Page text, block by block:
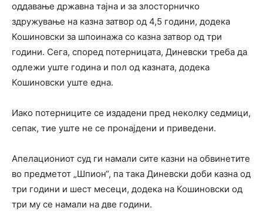
оддавање државна тајна и за злосторничко
здружување на казна затвор од 4,5 години, додека
Кошиновски за шпоинажа со казна затвор од три
години. Сега, според потерницата, Диневски треба да
одлежи уште година и пол од казната, додека
Кошиновски уште една.
Иако потерниците се издадени пред неколку седмици,
сепак, тие уште не се пронајдени и приведени.
Апелациониот суд ги намали сите казни на обвинетите
во предметот „Шпион“, па така Диневски доби казна од
три години и шест месеци, додека на Кошиновски од
три му се намали на две години.